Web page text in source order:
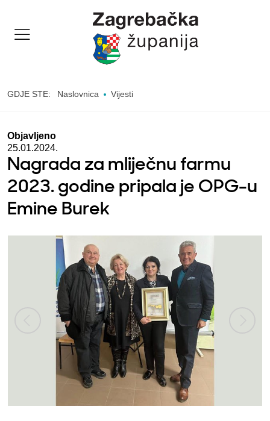
GDJE STE: Naslovnica Vijesti
Objavljeno
25.01.2024.
Nagrada za mliječnu farmu
2023. godine pripala je OPG-u
Emine Burek